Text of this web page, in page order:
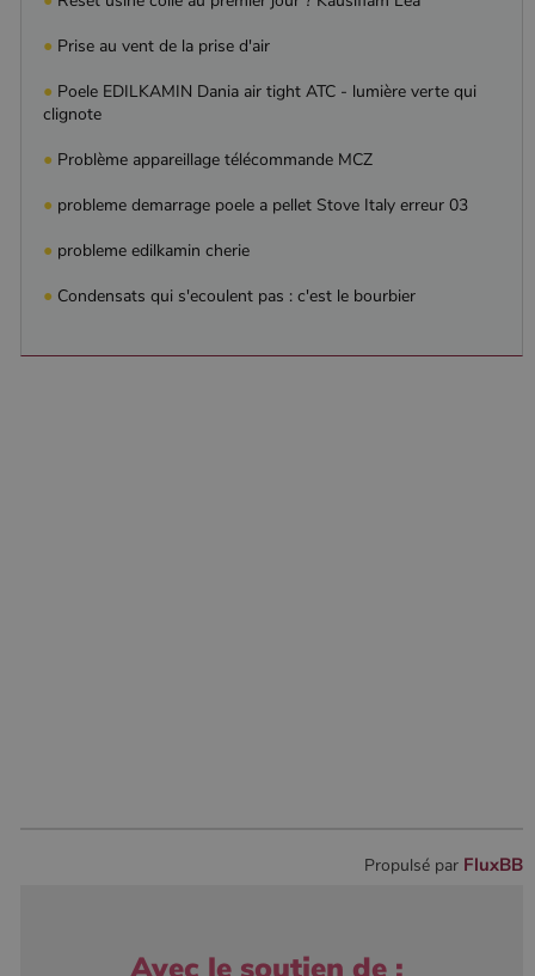
● Prise au vent de la prise d'air
● Poele EDILKAMIN Dania air tight ATC - lumière verte qui
clignote
● Problème appareillage télécommande MCZ
● probleme demarrage poele a pellet Stove Italy erreur 03
● probleme edilkamin cherie
● Condensats qui s'ecoulent pas : c'est le bourbier
Propulsé par FluxBB
d'identité
unique du
variante du
Web à fort